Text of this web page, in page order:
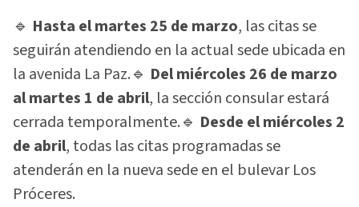
🔹 Hasta el martes 25 de marzo, las citas se
seguirán atendiendo en la actual sede ubicada en
la avenida La Paz.🔹 Del miércoles 26 de marzo
al martes 1 de abril, la sección consular estará
cerrada temporalmente.🔹 Desde el miércoles 2
de abril, todas las citas programadas se
atenderán en la nueva sede en el bulevar Los
Próceres.